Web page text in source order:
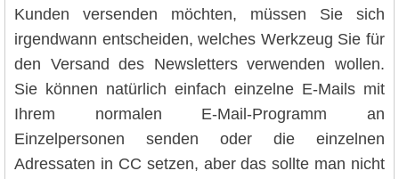
Kunden versenden möchten, müssen Sie sich
irgendwann entscheiden, welches Werkzeug Sie für
den Versand des Newsletters verwenden wollen.
Sie können natürlich einfach einzelne E-Mails mit
Ihrem normalen E-Mail-Programm an
Einzelpersonen senden oder die einzelnen
Adressaten in CC setzen, aber das sollte man nicht